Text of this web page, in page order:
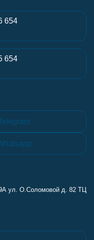
654
654
ул. О.Соломовой д. 82 ТЦ